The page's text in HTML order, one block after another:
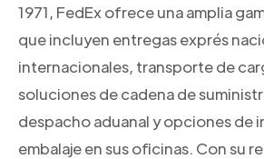
1971, FedEx ofrece una amplia
que incluyen entregas exprés
internacionales, transporte de
soluciones de cadena de
despacho aduanal y opciones de
embalaje en sus oficinas. Con su